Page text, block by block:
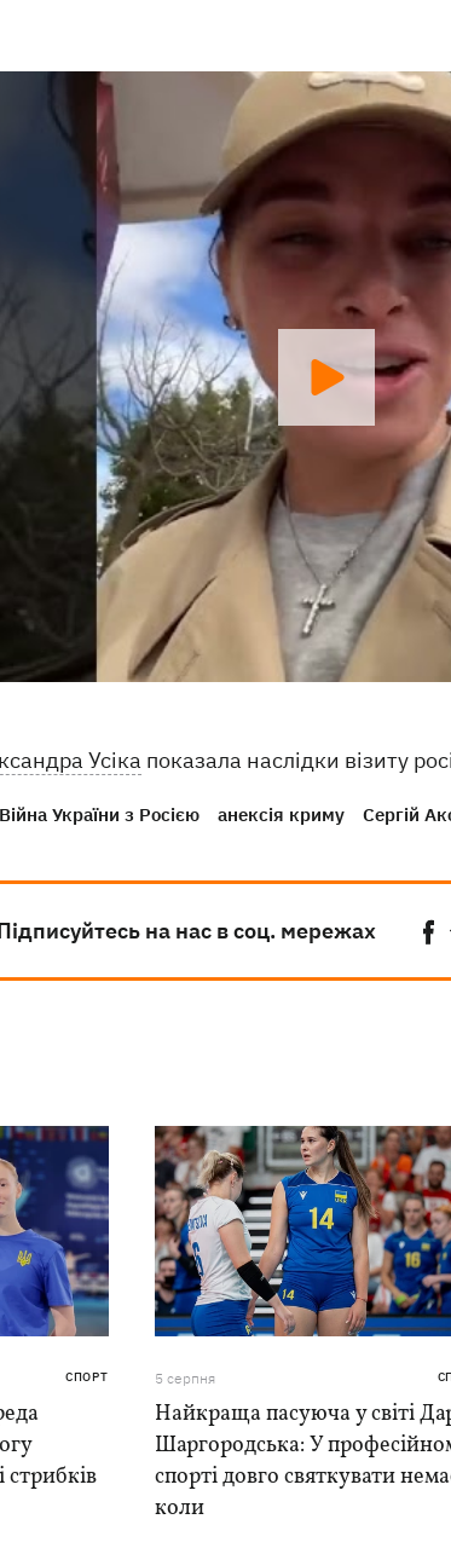
Усіка показала наслідки візиту
Війна України з Росією анексія криму Сергій
на нас в соц. мережах
СПОРТ 5 серпня
Найкраща пасуюча у світі
Шаргородська: У
спорті довго святкувати
коли